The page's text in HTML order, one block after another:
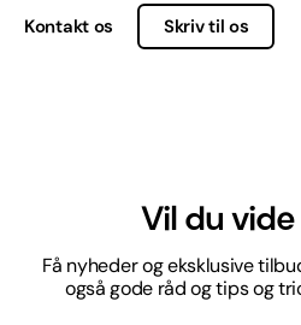
Kontakt os Skriv til os
Vil du
Få nyheder og eksklusive
også gode råd og tips og